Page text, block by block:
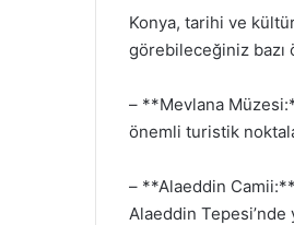
Konya, tarihi ve
görebileceğiniz bazı
– **Mevlana
önemli turistik
– **Alaeddin
Alaeddin